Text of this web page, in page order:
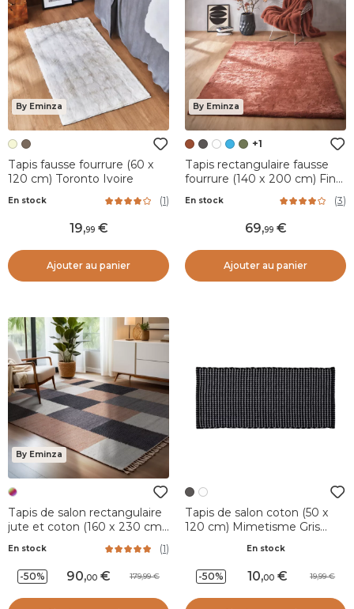
By Eminza
Tapis fausse fourrure (60 x
120 cm) Toronto Ivoire
En stock (1)
19,99
Ajouter au panier
By Eminza
+1
Tapis rectangulaire fausse
fourrure (140 x 200 cm) Finn
En stock (3)
69,99
Ajouter au panier
By Eminza
Tapis de salon rectangulaire
jute et coton (160 x 230 cm)
En stock (1)
-50% 90,00 179,99
Tapis de salon coton (50 x
120 cm) Mimetisme Gris
En stock
-50% 10,00 19,99